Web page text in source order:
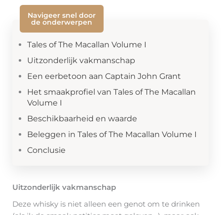
Navigeer snel door
de onderwerpen
Tales of The Macallan Volume I
Uitzonderlijk vakmanschap
Een eerbetoon aan Captain John Grant
Het smaakprofiel van Tales of The Macallan
Volume I
Beschikbaarheid en waarde
Beleggen in Tales of The Macallan Volume I
Conclusie
Uitzonderlijk vakmanschap
Deze whisky is niet alleen een genot om te drinken